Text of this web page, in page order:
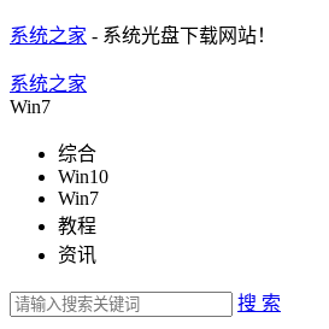
系统之家 - 系统光盘下载网站！
系统之家
Win7
综合
Win10
Win7
教程
资讯
搜 索